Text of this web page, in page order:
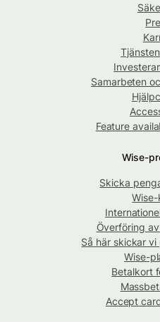
Samarbeten
Feature
Wise-
Skicka
Överföring
Så här skickar
Wise-
Betalkort
Accept